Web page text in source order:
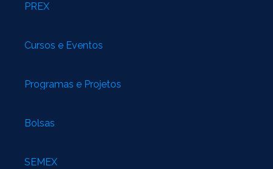
PREX
Cursos e Eventos
Programas e Projetos
Bolsas
SEMEX